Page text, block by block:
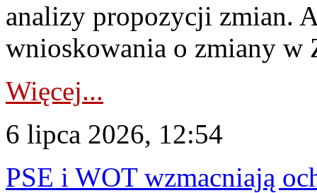
analizy propozycji zmian.
wnioskowania o zmiany w
Więcej...
6 lipca 2026, 12:54
PSE i WOT wzmacniają